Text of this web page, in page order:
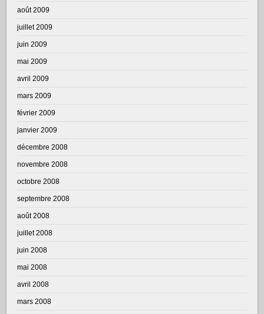
août 2009
juillet 2009
juin 2009
mai 2009
avril 2009
mars 2009
février 2009
janvier 2009
décembre 2008
novembre 2008
octobre 2008
septembre 2008
août 2008
juillet 2008
juin 2008
mai 2008
avril 2008
mars 2008